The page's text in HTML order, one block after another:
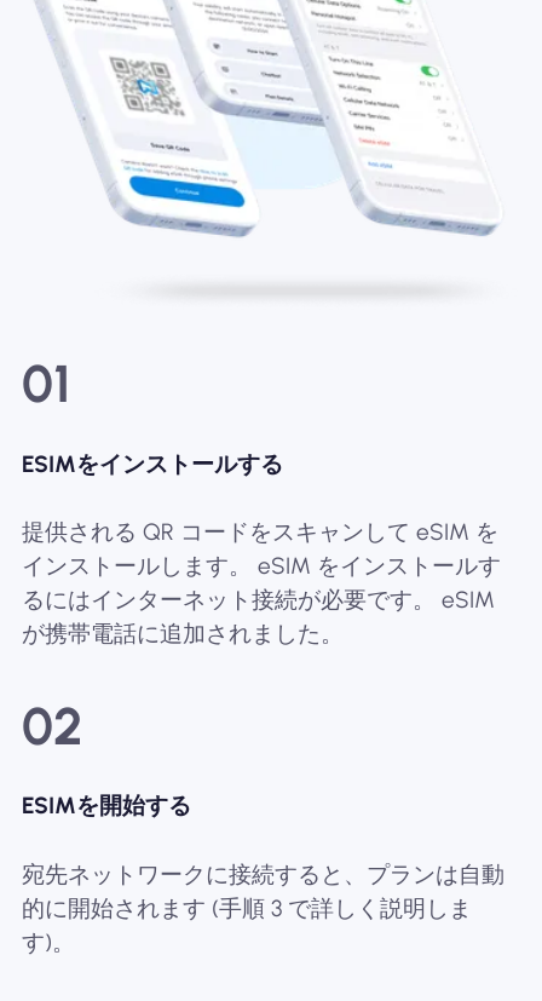
01
ESIMをインストールする
提供される QR コードをスキャンして eSIM を
インストールします。 eSIM をインストールす
るにはインターネット接続が必要です。 eSIM
が携帯電話に追加されました。
02
ESIMを開始する
宛先ネットワークに接続すると、プランは自動
的に開始されます (手順 3 で詳しく説明しま
す)。